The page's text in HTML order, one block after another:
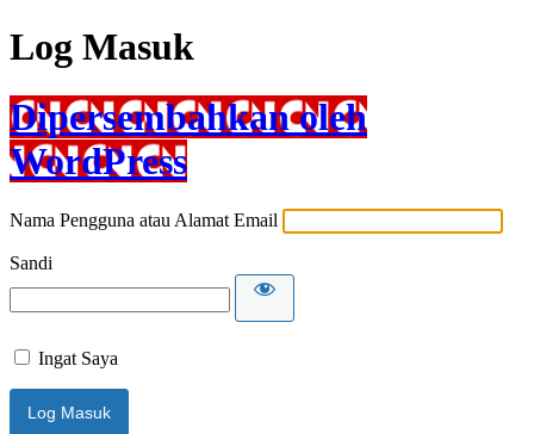
Log Masuk
Dipersembahkan oleh
WordPress
Nama Pengguna atau Alamat Email
Sandi
Ingat Saya